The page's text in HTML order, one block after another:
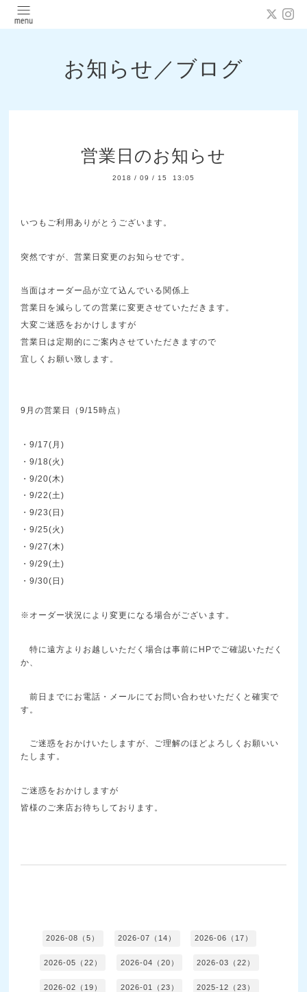
お知らせ／ブログ
営業日のお知らせ
2018 / 09 / 15 13:05
いつもご利用ありがとうございます。
突然ですが、営業日変更のお知らせです。
当面はオーダー品が立て込んでいる関係上
営業日を減らしての営業に変更させていただきます。
大変ご迷惑をおかけしますが
営業日は定期的にご案内させていただきますので
宜しくお願い致します。
9月の営業日（9/15時点）
・9/17(月)
・9/18(火)
・9/20(木)
・9/22(土)
・9/23(日)
・9/25(火)
・9/27(木)
・9/29(土)
・9/30(日)
※オーダー状況により変更になる場合がございます。
特に遠方よりお越しいただく場合は事前にHPでご確認いただく
か、
前日までにお電話・メールにてお問い合わせいただくと確実で
す。
ご迷惑をおかけいたしますが、ご理解のほどよろしくお願いい
たします。
ご迷惑をおかけしますが
皆様のご来店お待ちしております。
2026-08（5） 2026-07（14） 2026-06（17）
2026-05（22） 2026-04（20） 2026-03（22）
2026-02（19） 2026-01（23） 2025-12（23）